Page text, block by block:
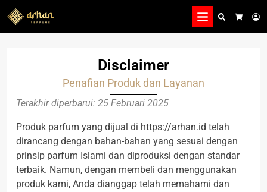
Search
Disclaimer
Penafian Produk dan Layanan
Terakhir diperbarui: 25 Februari 2025
Produk parfum yang dijual di https://arhan.id telah
dirancang dengan bahan-bahan yang sesuai dengan
prinsip parfum Islami dan diproduksi dengan standar
terbaik. Namun, dengan membeli dan menggunakan
produk kami, Anda dianggap telah memahami dan